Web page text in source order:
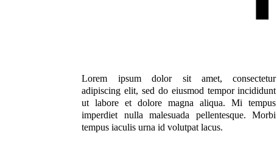
Lorem ipsum dolor sit amet, consectetur
adipiscing elit, sed do eiusmod tempor incididunt
ut labore et dolore magna aliqua. Mi tempus
imperdiet nulla malesuada pellentesque. Morbi
tempus iaculis urna id volutpat lacus.